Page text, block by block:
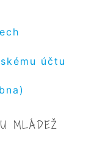
účtu
MLÁDEŽ